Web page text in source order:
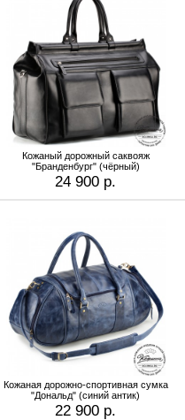
Кожаный дорожный саквояж
"Бранденбург" (чёрный)
24 900 р.
Кожаная дорожно-спортивная сумка
"Дональд" (синий антик)
22 900 р.